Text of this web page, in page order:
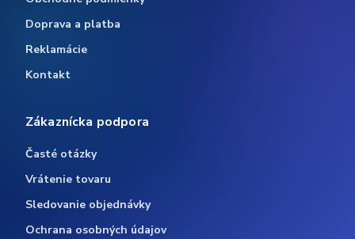
Doprava a platba
Reklamácie
Kontakt
Zákaznícka podpora
Časté otázky
Vrátenie tovaru
Sledovanie objednávky
Ochrana osobných údajov